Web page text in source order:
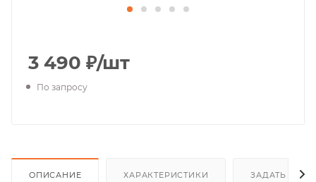
3 490 ₽/шт
По запросу
ОПИСАНИЕ ХАРАКТЕРИСТИКИ ЗАДАТЬ